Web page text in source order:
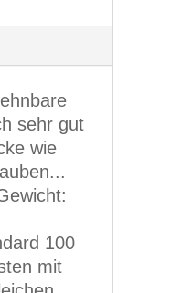
sehr gut
wie
100
mit